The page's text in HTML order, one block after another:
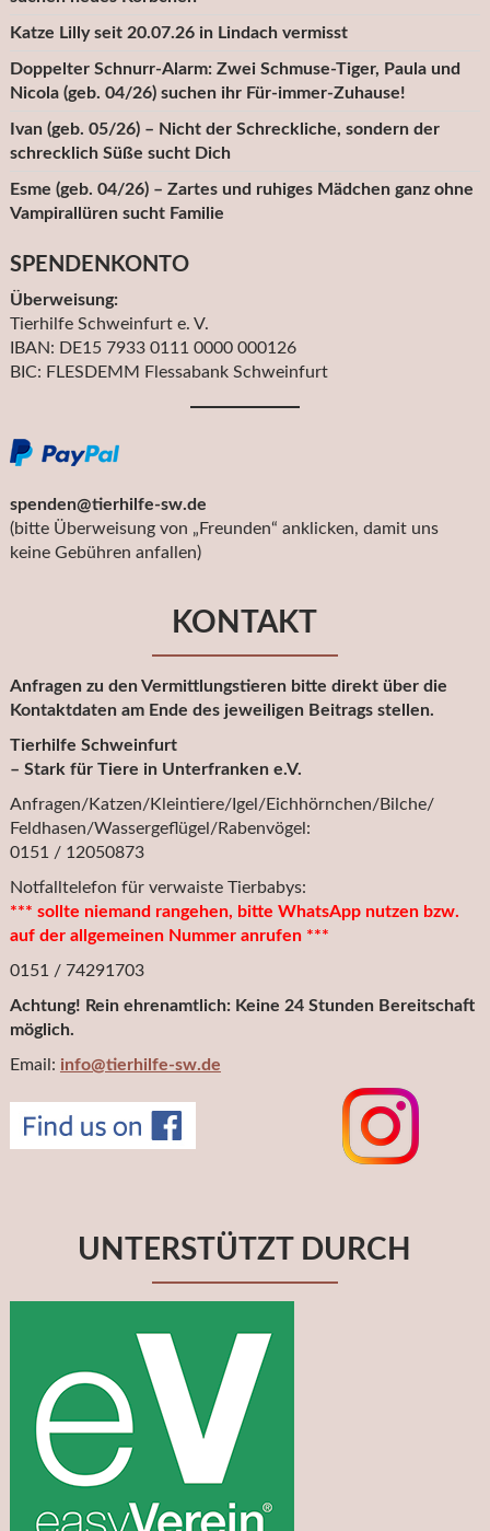
Katze Lilly seit 20.07.26 in Lindach vermisst
Doppelter Schnurr-Alarm: Zwei Schmuse-Tiger, Paula und
Nicola (geb. 04/26) suchen ihr Für-immer-Zuhause!
Ivan (geb. 05/26) – Nicht der Schreckliche, sondern der
schrecklich Süße sucht Dich
Esme (geb. 04/26) – Zartes und ruhiges Mädchen ganz ohne
Vampirallüren sucht Familie
SPENDENKONTO
Überweisung:
Tierhilfe Schweinfurt e. V.
IBAN: DE15 7933 0111 0000 000126
BIC: FLESDEMM Flessabank Schweinfurt
spenden@tierhilfe-sw.de
(bitte Überweisung von „Freunden“ anklicken, damit uns
keine Gebühren anfallen)
KONTAKT
Anfragen zu den Vermittlungstieren bitte direkt über die
Kontaktdaten am Ende des jeweiligen Beitrags stellen.
Tierhilfe Schweinfurt
– Stark für Tiere in Unterfranken e.V.
Anfragen/Katzen/Kleintiere/Igel/Eichhörnchen/Bilche/
Feldhasen/Wassergeflügel/Rabenvögel:
0151 / 12050873
Notfalltelefon für verwaiste Tierbabys:
*** sollte niemand rangehen, bitte WhatsApp nutzen bzw.
auf der allgemeinen Nummer anrufen ***
0151 / 74291703
Achtung! Rein ehrenamtlich: Keine 24 Stunden Bereitschaft
möglich.
Email: info@tierhilfe-sw.de
UNTERSTÜTZT DURCH